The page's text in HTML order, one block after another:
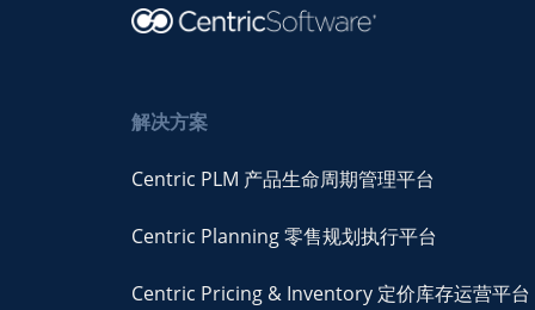
解决方案
Centric PLM 产品生命周期管理平台
Centric Planning 零售规划执行平台
Centric Pricing & Inventory 定价库存运营平台